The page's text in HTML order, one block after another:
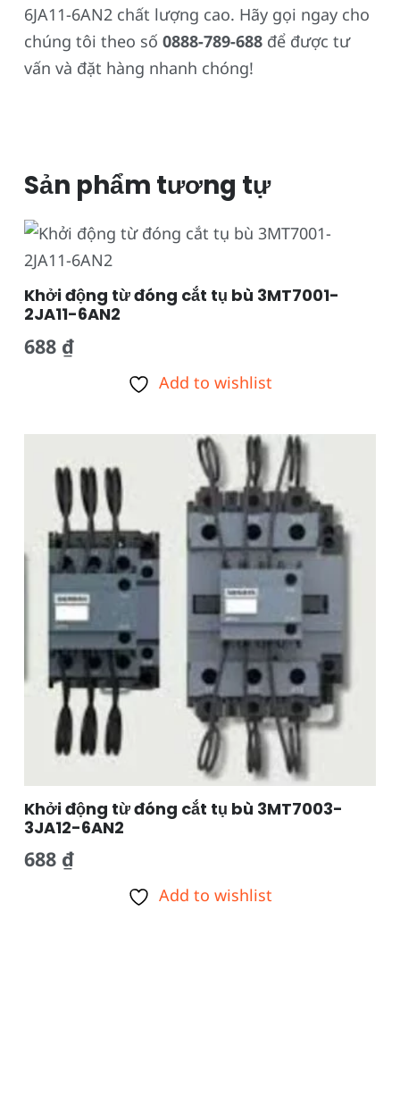
6JA11-6AN2 chất lượng cao. Hãy gọi ngay cho
chúng tôi theo số 0888-789-688 để được tư
vấn và đặt hàng nhanh chóng!
Sản phẩm tương tự
Khởi động từ đóng cắt tụ bù 3MT7001-
2JA11-6AN2
688 ₫
Add to wishlist
Khởi động từ đóng cắt tụ bù 3MT7003-
3JA12-6AN2
688 ₫
Add to wishlist